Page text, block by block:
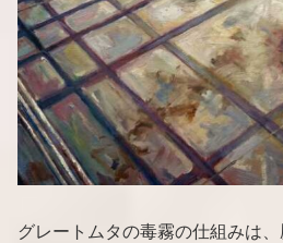
グレートムタの毒霧の仕組みは